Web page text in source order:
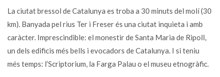
La ciutat bressol de Catalunya es troba a 30 minuts del molí (30
km). Banyada pel rius Ter i Freser és una ciutat inquieta i amb
caràcter. Imprescindible: el monestir de Santa Maria de Ripoll,
un dels edificis més bells i evocadors de Catalunya. I si teniu
més temps: l’Scriptorium, la Farga Palau o el museu etnogràfic.